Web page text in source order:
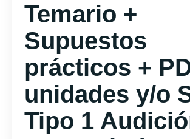
Temario +
Supuestos
prácticos +
unidades y/o
Tipo 1